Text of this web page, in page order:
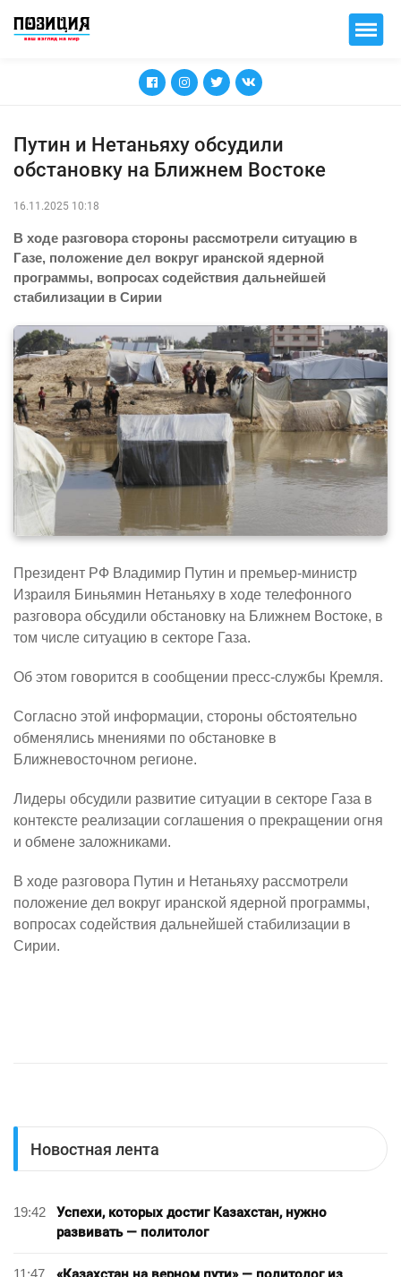
Путин и Нетаньяху обсудили
обстановку на Ближнем Востоке
16.11.2025 10:18
В ходе разговора стороны рассмотрели ситуацию в
Газе, положение дел вокруг иранской ядерной
программы, вопросах содействия дальнейшей
стабилизации в Сирии
Президент РФ Владимир Путин и премьер-министр
Израиля Биньямин Нетаньяху в ходе телефонного
разговора обсудили обстановку на Ближнем Востоке, в
том числе ситуацию в секторе Газа.
Об этом говорится в сообщении пресс-службы ​​​Кремля.
Согласно этой информации, стороны обстоятельно
обменялись мнениями по обстановке в
Ближневосточном регионе.
Лидеры обсудили развитие ситуации в секторе Газа в
контексте реализации соглашения о прекращении огня
и обмене заложниками.
В ходе разговора Путин и Нетаньяху рассмотрели
положение дел вокруг иранской ядерной программы,
вопросах содействия дальнейшей стабилизации в
Сирии.
Новостная лента
19:42
Успехи, которых достиг Казахстан, нужно
развивать — политолог